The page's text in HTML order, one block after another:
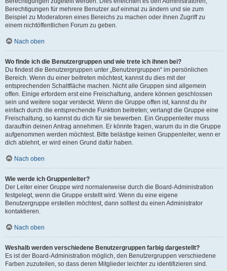
Berechtigungen für mehrere Benutzer auf einmal zu ändern und sie zum
Beispiel zu Moderatoren eines Bereichs zu machen oder ihnen Zugriff zu
einem nichtöffentlichen Forum zu geben.
Nach oben
Wo finde ich die Benutzergruppen und wie trete ich ihnen bei?
Du findest die Benutzergruppen unter „Benutzergruppen“ im persönlichen
Bereich. Wenn du einer beitreten möchtest, kannst du dies mit der
entsprechenden Schaltfläche machen. Nicht alle Gruppen sind allgemein
offen. Einige erfordern erst eine Freischaltung, andere können geschlossen
sein und weitere sogar versteckt. Wenn die Gruppe offen ist, kannst du ihr
einfach durch die entsprechende Funktion beitreten; verlangt die Gruppe eine
Freischaltung, so kannst du dich für sie bewerben. Ein Gruppenleiter muss
daraufhin deinen Antrag annehmen. Er könnte fragen, warum du in die Gruppe
aufgenommen werden möchtest. Bitte belästige keinen Gruppenleiter, wenn er
dich ablehnt, er wird einen Grund dafür haben.
Nach oben
Wie werde ich Gruppenleiter?
Der Leiter einer Gruppe wird normalerweise durch die Board-Administration
festgelegt, wenn die Gruppe erstellt wird. Wenn du eine eigene
Benutzergruppe erstellen möchtest, dann solltest du einen Administrator
kontaktieren.
Nach oben
Weshalb werden verschiedene Benutzergruppen farbig dargestellt?
Es ist der Board-Administration möglich, den Benutzergruppen verschiedene
Farben zuzuteilen, so dass deren Mitglieder leichter zu identifizieren sind.